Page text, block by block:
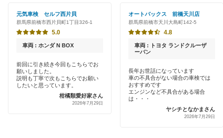
甘楽郡
北群馬郡
佐波郡
新車初回割りあり
早割りあり
クレジットカードOK
土日祝OK
オートバックス
中部自動車販売（チューブ＆BCN）
伊藤忠エネクス
元気車検 セルフ西片貝
群馬県前橋市西片貝町1丁目326-1
5.0
車両 : ホンダ N BOX
前回に引き続き今回もこちらでお
願いしました。
説明も丁寧で次もこちらでお願い
したいと思っています。
柑橘類愛好家さん
2026年7月29日
オートバックス 前橋天川店
群馬県前橋市天川大島町142-5
4.8
車両 : トヨタ ランドクルーザ
ーバン
長年お世話になっています
車の不具合がない場合の車検では
おすすめです
エンジンなど不具合がある場合
は・・・
ヤシチとなかまさん
2026年7月29日